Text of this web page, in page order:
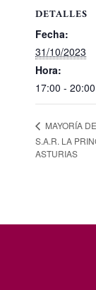
DETALLES
Fecha:
31/10/2023
Hora:
17:00 - 20:00
MAYORÍA
S.A.R. LA
ASTURIAS